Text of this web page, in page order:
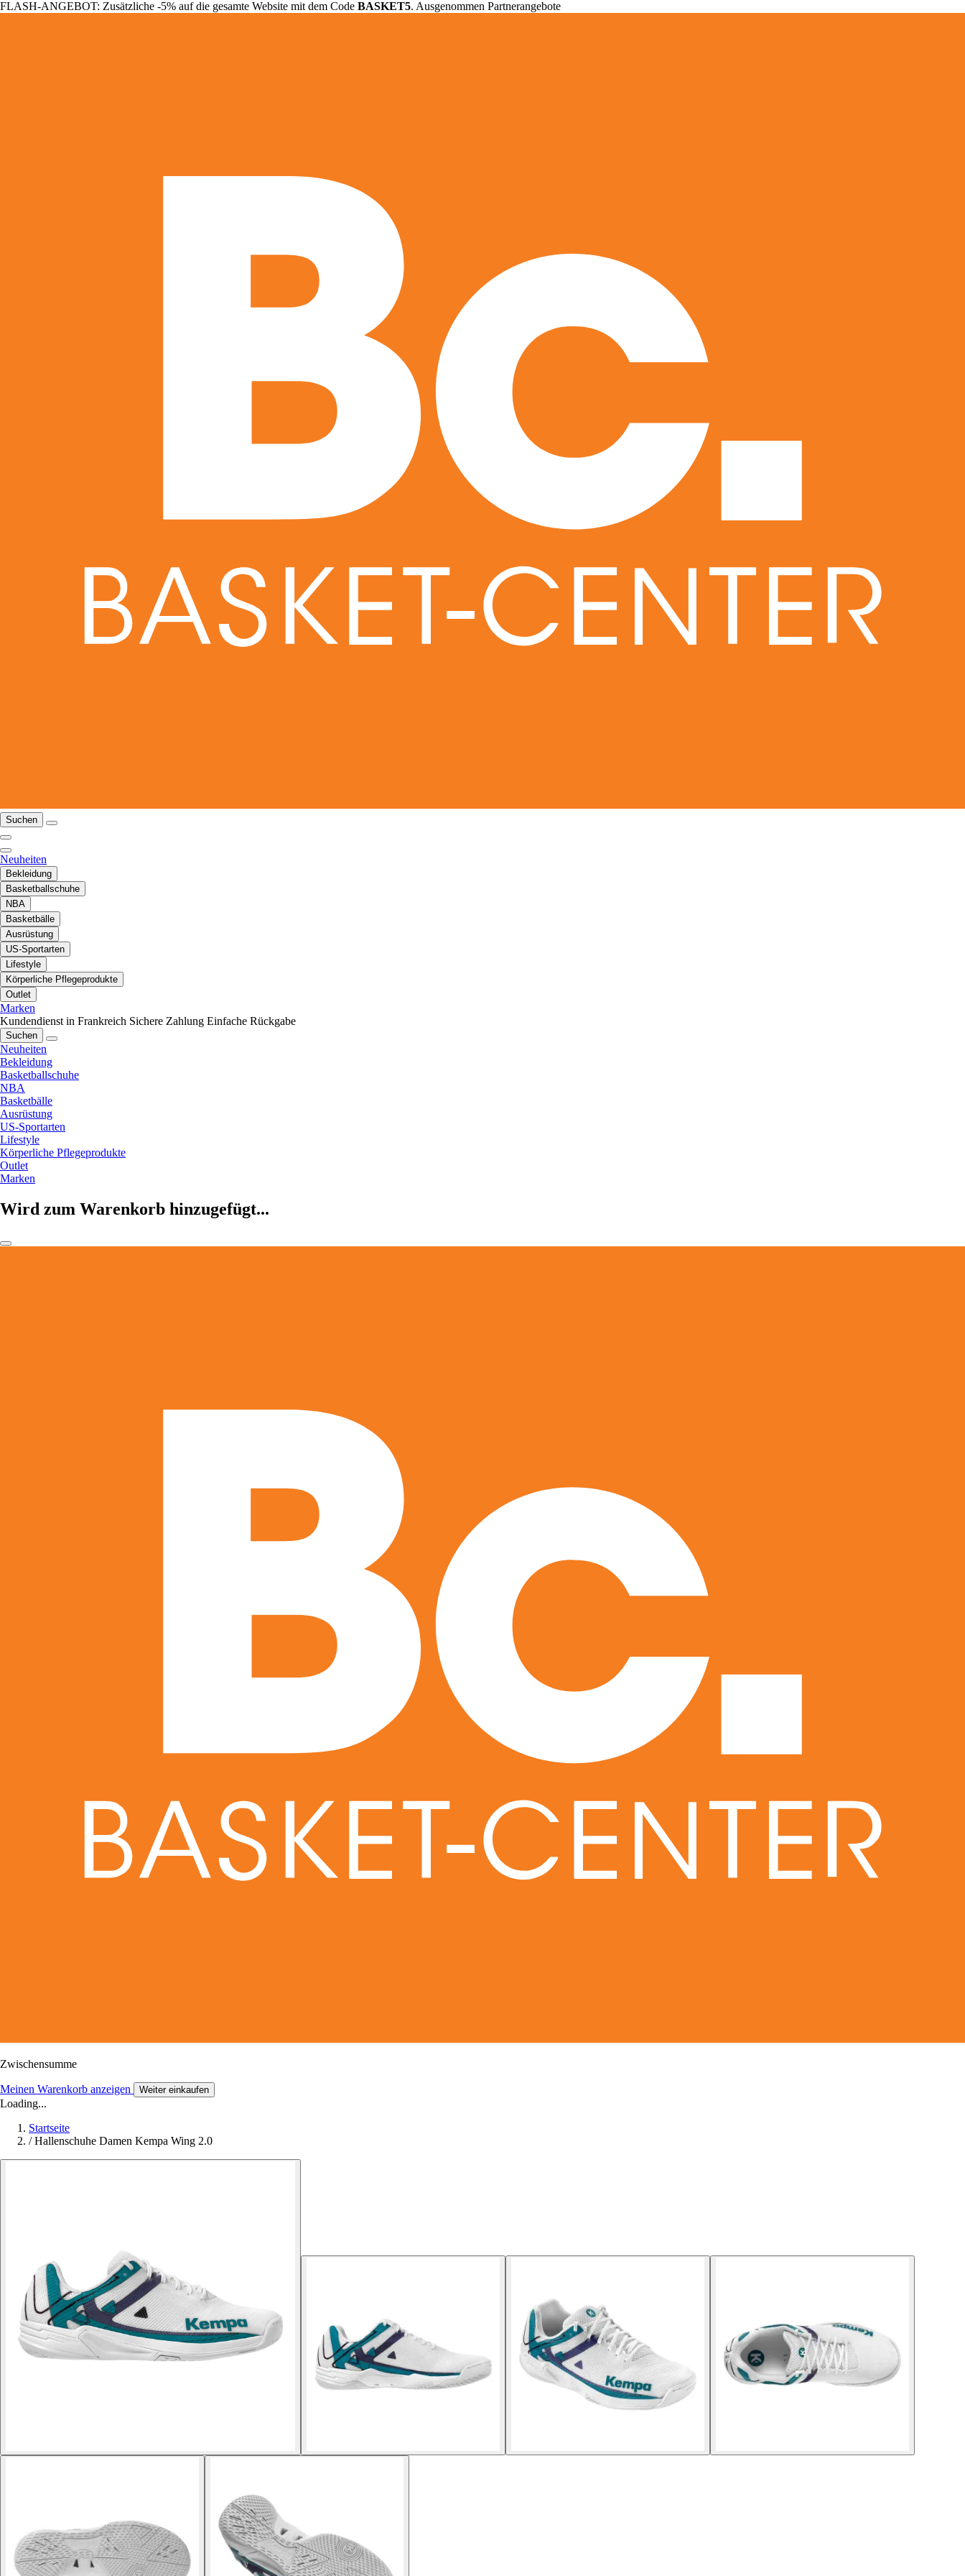
FLASH-ANGEBOT: Zusätzliche -5% auf die gesamte Website mit dem Code BASKET5. Ausgenommen Partnerangebote
Suchen
Neuheiten
Bekleidung
Basketballschuhe
NBA
Basketbälle
Ausrüstung
US-Sportarten
Lifestyle
Körperliche Pflegeprodukte
Outlet
Marken
Kundendienst in Frankreich Sichere Zahlung Einfache Rückgabe
Suchen
Neuheiten
Bekleidung
Basketballschuhe
NBA
Basketbälle
Ausrüstung
US-Sportarten
Lifestyle
Körperliche Pflegeprodukte
Outlet
Marken
Wird zum Warenkorb hinzugefügt...
Zwischensumme
Meinen Warenkorb anzeigen Weiter einkaufen
Loading...
Startseite
/ Hallenschuhe Damen Kempa Wing 2.0